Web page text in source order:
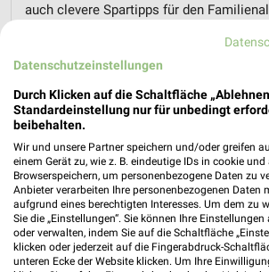
auch clevere Spartipps für den
weekli - Prospekte &
Alle REWE Angebote immer griffbereit –
weekli App für iOS &
✔Standortgenaue Angebote
Datenschutzeinstellungen
Durch Klicken auf die Schaltfläche
Standardeinstellung nur für unbedingt
beibehalten.
Wir und unsere Partner speichern und/oder greifen
einem Gerät zu, wie z. B. eindeutige IDs in cookie und
Browserspeichern, um personenbezogene Daten zu
Anbieter verarbeiten Ihre personenbezogenen Daten
aufgrund eines berechtigten Interesses. Um dem zu
Sie die „Einstellungen“. Sie können Ihre
oder verwalten, indem Sie auf die Schaltfläche
klicken oder jederzeit auf die Fingerabdruck-
unteren Ecke der Website klicken. Um Ihre